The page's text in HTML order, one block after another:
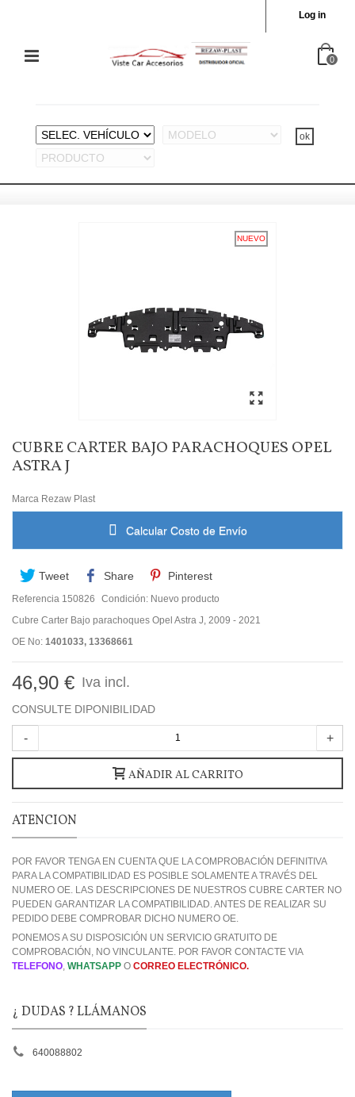
Log in
0
NUEVO
CUBRE CARTER BAJO PARACHOQUES OPEL
ASTRA J
Marca Rezaw Plast
Calcular Costo de Envío
Tweet Share Pinterest
Referencia 150826 Condición: Nuevo producto
Cubre Carter Bajo parachoques Opel Astra J, 2009 - 2021
OE No: 1401033, 13368661
46,90 € Iva incl.
CONSULTE DIPONIBILIDAD
- +
AÑADIR AL CARRITO
ATENCION
POR FAVOR TENGA EN CUENTA QUE LA COMPROBACIÓN DEFINITIVA
PARA LA COMPATIBILIDAD ES POSIBLE SOLAMENTE A TRAVÉS DEL
NUMERO OE. LAS DESCRIPCIONES DE NUESTROS CUBRE CARTER NO
PUEDEN GARANTIZAR LA COMPATIBILIDAD. ANTES DE REALIZAR SU
PEDIDO DEBE COMPROBAR DICHO NUMERO OE.
PONEMOS A SU DISPOSICIÓN UN SERVICIO GRATUITO DE
COMPROBACIÓN, NO VINCULANTE. POR FAVOR CONTACTE VIA
TELEFONO, WHATSAPP O CORREO ELECTRÓNICO.
¿ DUDAS ? LLÁMANOS
640088802